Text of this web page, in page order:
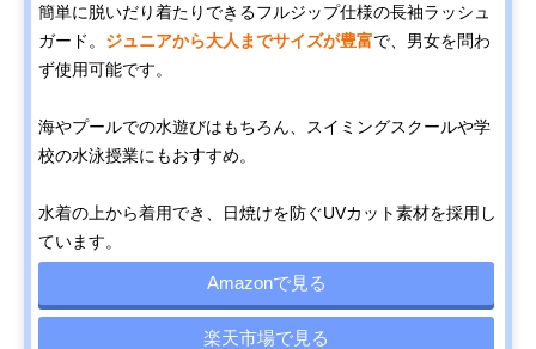
簡単に脱いだり着たりできるフルジップ仕様の長袖ラッシュ
ガード。 ジュニアから大人までサイズが豊富で、男女を問わ
ず使用可能です。
海やプールでの水遊びはもちろん、スイミングスクールや学
校の水泳授業にもおすすめ。
水着の上から着用でき、日焼けを防ぐUVカット素材を採用し
ています。
Amazonで見る
楽天市場で見る